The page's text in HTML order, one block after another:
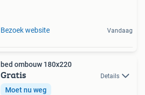
Bezoek website Vandaag
bed ombouw 180x220
Gratis Details
Moet nu weg